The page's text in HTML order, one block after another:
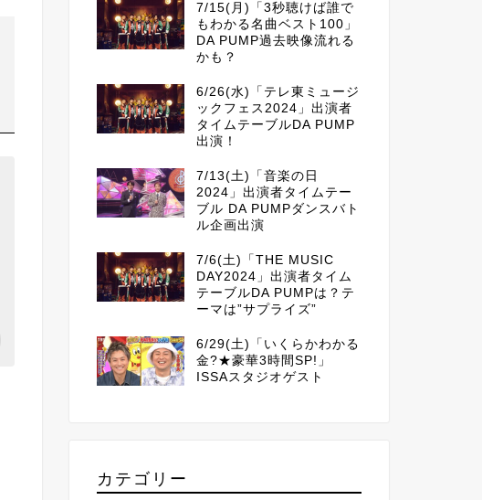
7/15(月)「3秒聴けば誰で
もわかる名曲ベスト100」
DA PUMP過去映像流れる
かも？
6/26(水)「テレ東ミュージ
ックフェス2024」出演者
タイムテーブルDA PUMP
出演！
7/13(土)「音楽の日
2024」出演者タイムテー
ブル DA PUMPダンスバト
ル企画出演
7/6(土)「THE MUSIC
DAY2024」出演者タイム
テーブルDA PUMPは？テ
ーマは”サプライズ”
6/29(土)「いくらかわかる
金?★豪華3時間SP!」
ISSAスタジオゲスト
カテゴリー